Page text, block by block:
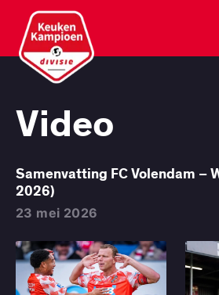
Keuken Kampioen Divisie
Video
Samenvatting FC Volendam –
2026)
23 mei 2026